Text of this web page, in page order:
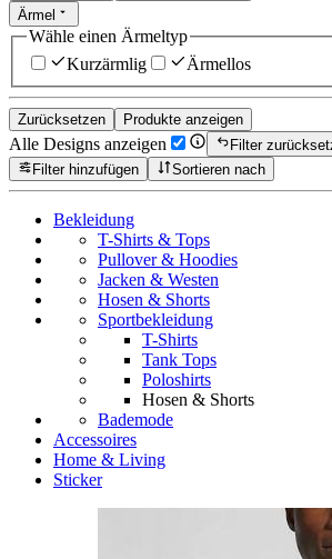
Ärmel
Wähle einen Ärmeltyp
Kurzärmlig
Ärmellos
Zurücksetzen Produkte anzeigen
Alle Designs anzeigen
Filter
Filter hinzufügen
Sortieren nach
Bekleidung
T-Shirts & Tops
Pullover & Hoodies
Jacken & Westen
Hosen & Shorts
Sportbekleidung
T-Shirts
Tank Tops
Poloshirts
Hosen & Shorts
Bademode
Accessoires
Home & Living
Sticker